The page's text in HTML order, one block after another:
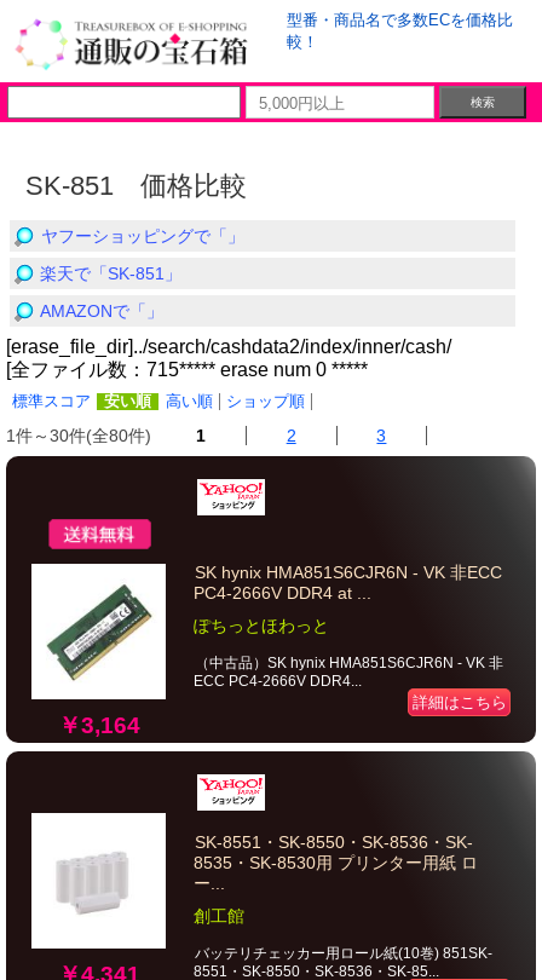
型番・商品名で多数ECを価格比
較！
SK-851 価格比較
ヤフーショッピングで「」
楽天で「SK-851」
AMAZONで「」
[erase_file_dir]../search/cashdata2/index/inner/cash/
[全ファイル数：715***** erase num 0 *****
標準スコア 安い順 高い順 ショップ順
1件～30件(全80件) 1 2 3
￥3,164
SK hynix HMA851S6CJR6N - VK 非ECC
PC4-2666V DDR4 at ...
ぽちっとほわっと
（中古品）SK hynix HMA851S6CJR6N - VK 非
ECC PC4-2666V DDR4...
詳細はこちら
￥4,341
SK-8551・SK-8550・SK-8536・SK-
8535・SK-8530用 プリンター用紙 ロ
ー...
創工館
バッテリチェッカー用ロール紙(10巻) 851SK-
8551・SK-8550・SK-8536・SK-85...